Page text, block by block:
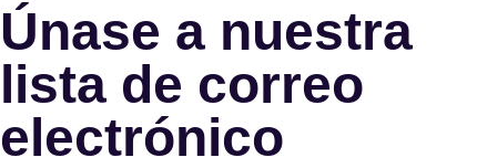
Únase a nuestra
lista de correo
electrónico